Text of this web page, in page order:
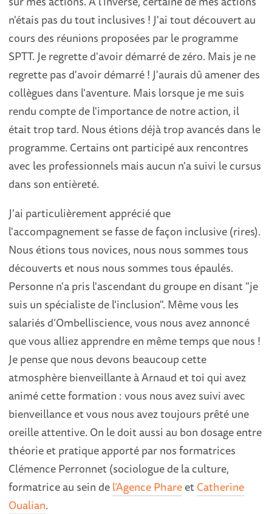
n'étais pas du tout inclusives ! J'ai tout découvert au
cours des réunions proposées par le programme
SPTT. Je regrette d'avoir démarré de zéro. Mais je ne
regrette pas d'avoir démarré ! J'aurais dû amener des
collègues dans l'aventure. Mais lorsque je me suis
rendu compte de l'importance de notre action, il
était trop tard. Nous étions déjà trop avancés dans le
programme. Certains ont participé aux rencontres
avec les professionnels mais aucun n'a suivi le cursus
dans son entièreté.
J'ai particulièrement apprécié que
l'accompagnement se fasse de façon inclusive (rires).
Nous étions tous novices, nous nous sommes tous
découverts et nous nous sommes tous épaulés.
Personne n'a pris l'ascendant du groupe en disant "je
suis un spécialiste de l'inclusion". Même vous les
salariés d’Ombelliscience, vous nous avez annoncé
que vous alliez apprendre en même temps que nous !
Je pense que nous devons beaucoup cette
atmosphère bienveillante à Arnaud et toi qui avez
animé cette formation : vous nous avez suivi avec
bienveillance et vous nous avez toujours prêté une
oreille attentive. On le doit aussi au bon dosage entre
théorie et pratique apporté par nos formatrices
Clémence Perronnet (sociologue de la culture,
formatrice au sein del’Agence PhareetCatherine
Oualian.